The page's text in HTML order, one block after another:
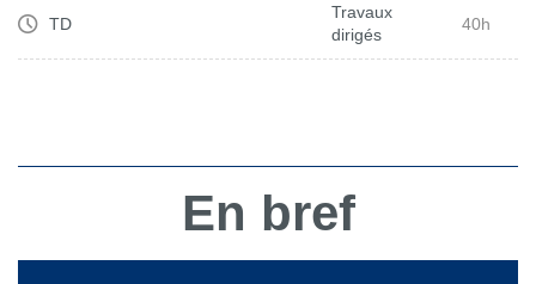
TD
Travaux
dirigés
40h
En bref